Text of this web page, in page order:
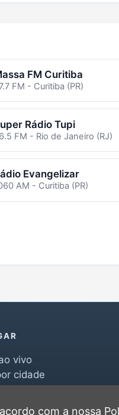
FM Curitiba
FM - Curitiba (PR)
Rádio Tupi
FM - Rio de Janeiro (RJ)
Evangelizar
AM - Curitiba (PR)
vivo
cidade
com a nossa